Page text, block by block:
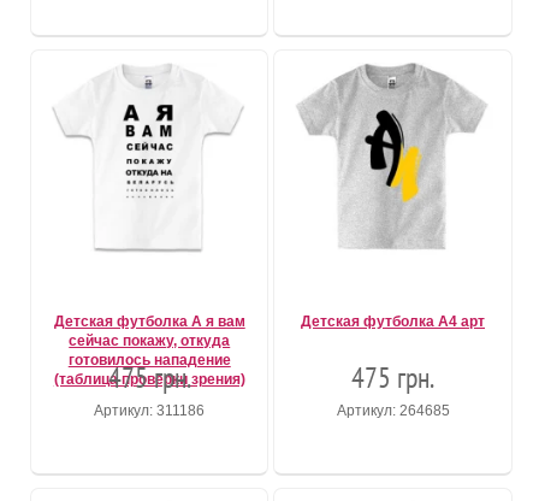
Детская футболка А я вам
сейчас покажу, откуда
готовилось нападение
(таблица проверки зрения)
475 грн.
Артикул: 311186
Детская футболка А4 арт
475 грн.
Артикул: 264685